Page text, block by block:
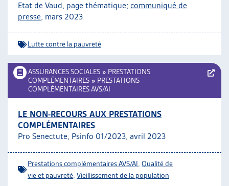
Etat de Vaud, page thématique; communiqué de
presse, mars 2023
Lutte contre la pauvreté
ASSURANCES SOCIALES » PRESTATIONS
COMPLÉMENTAIRES » PRESTATIONS
COMPLÉMENTAIRES AVS/AI
LE NON-RECOURS AUX PRESTATIONS
COMPLÉMENTAIRES
Pro Senectute, Psinfo 01/2023, avril 2023
Prestations complémentaires AVS/AI Qualité de
vie et pauvreté Vieillissement de la population